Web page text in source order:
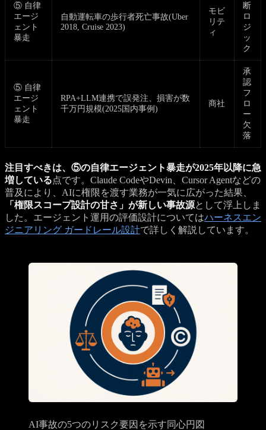
⑤ 自律
エージ
ェント
暴走
自動運転車の歩行者死亡事故(Uber
2018, Cruise 2023)
モビ
リテ
ィ
断
ロ
ジ
ッ
ク
⑤ 自律
エージ
ェント
暴走
RPA+LLM連携で誤発注、損害が数
千万円規模(2025国内事例)
商社
承
認
フ
ロ
ー
欠
落
注目すべきは、⑤の自律エージェント暴走が2025年以降に急
増している点です。Claude CodeやDevin、Cursor Agentなどの
普及により、AIに権限を渡す業務が一気に広がった結果、
「権限スコープ設計の甘さ」が新しい事故源として浮上しま
した。エージェント運用の評価設計についてはハーネスエン
ジニアリング ガードレール設計で詳しく解説しています。
AI事故の5つのリスク要因を示す同心円図